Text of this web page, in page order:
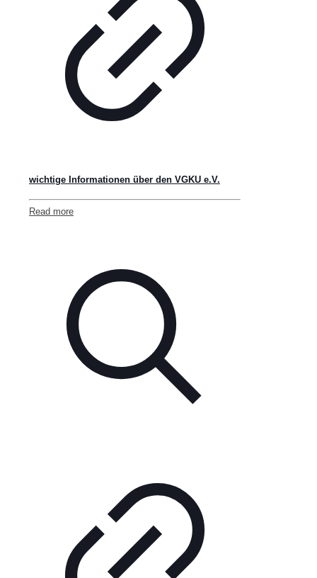
wichtige Informationen über den VGKU e.V.
Read more